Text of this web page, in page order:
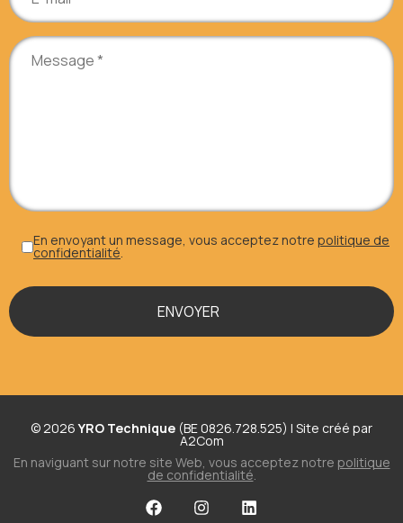
En envoyant un message, vous acceptez notre politique de
confidentialité.
© 2026YRO Technique (BE 0826.728.525) | Site créé par
A2Com
En naviguant sur notre site Web, vous acceptez notre politique
de confidentialité.